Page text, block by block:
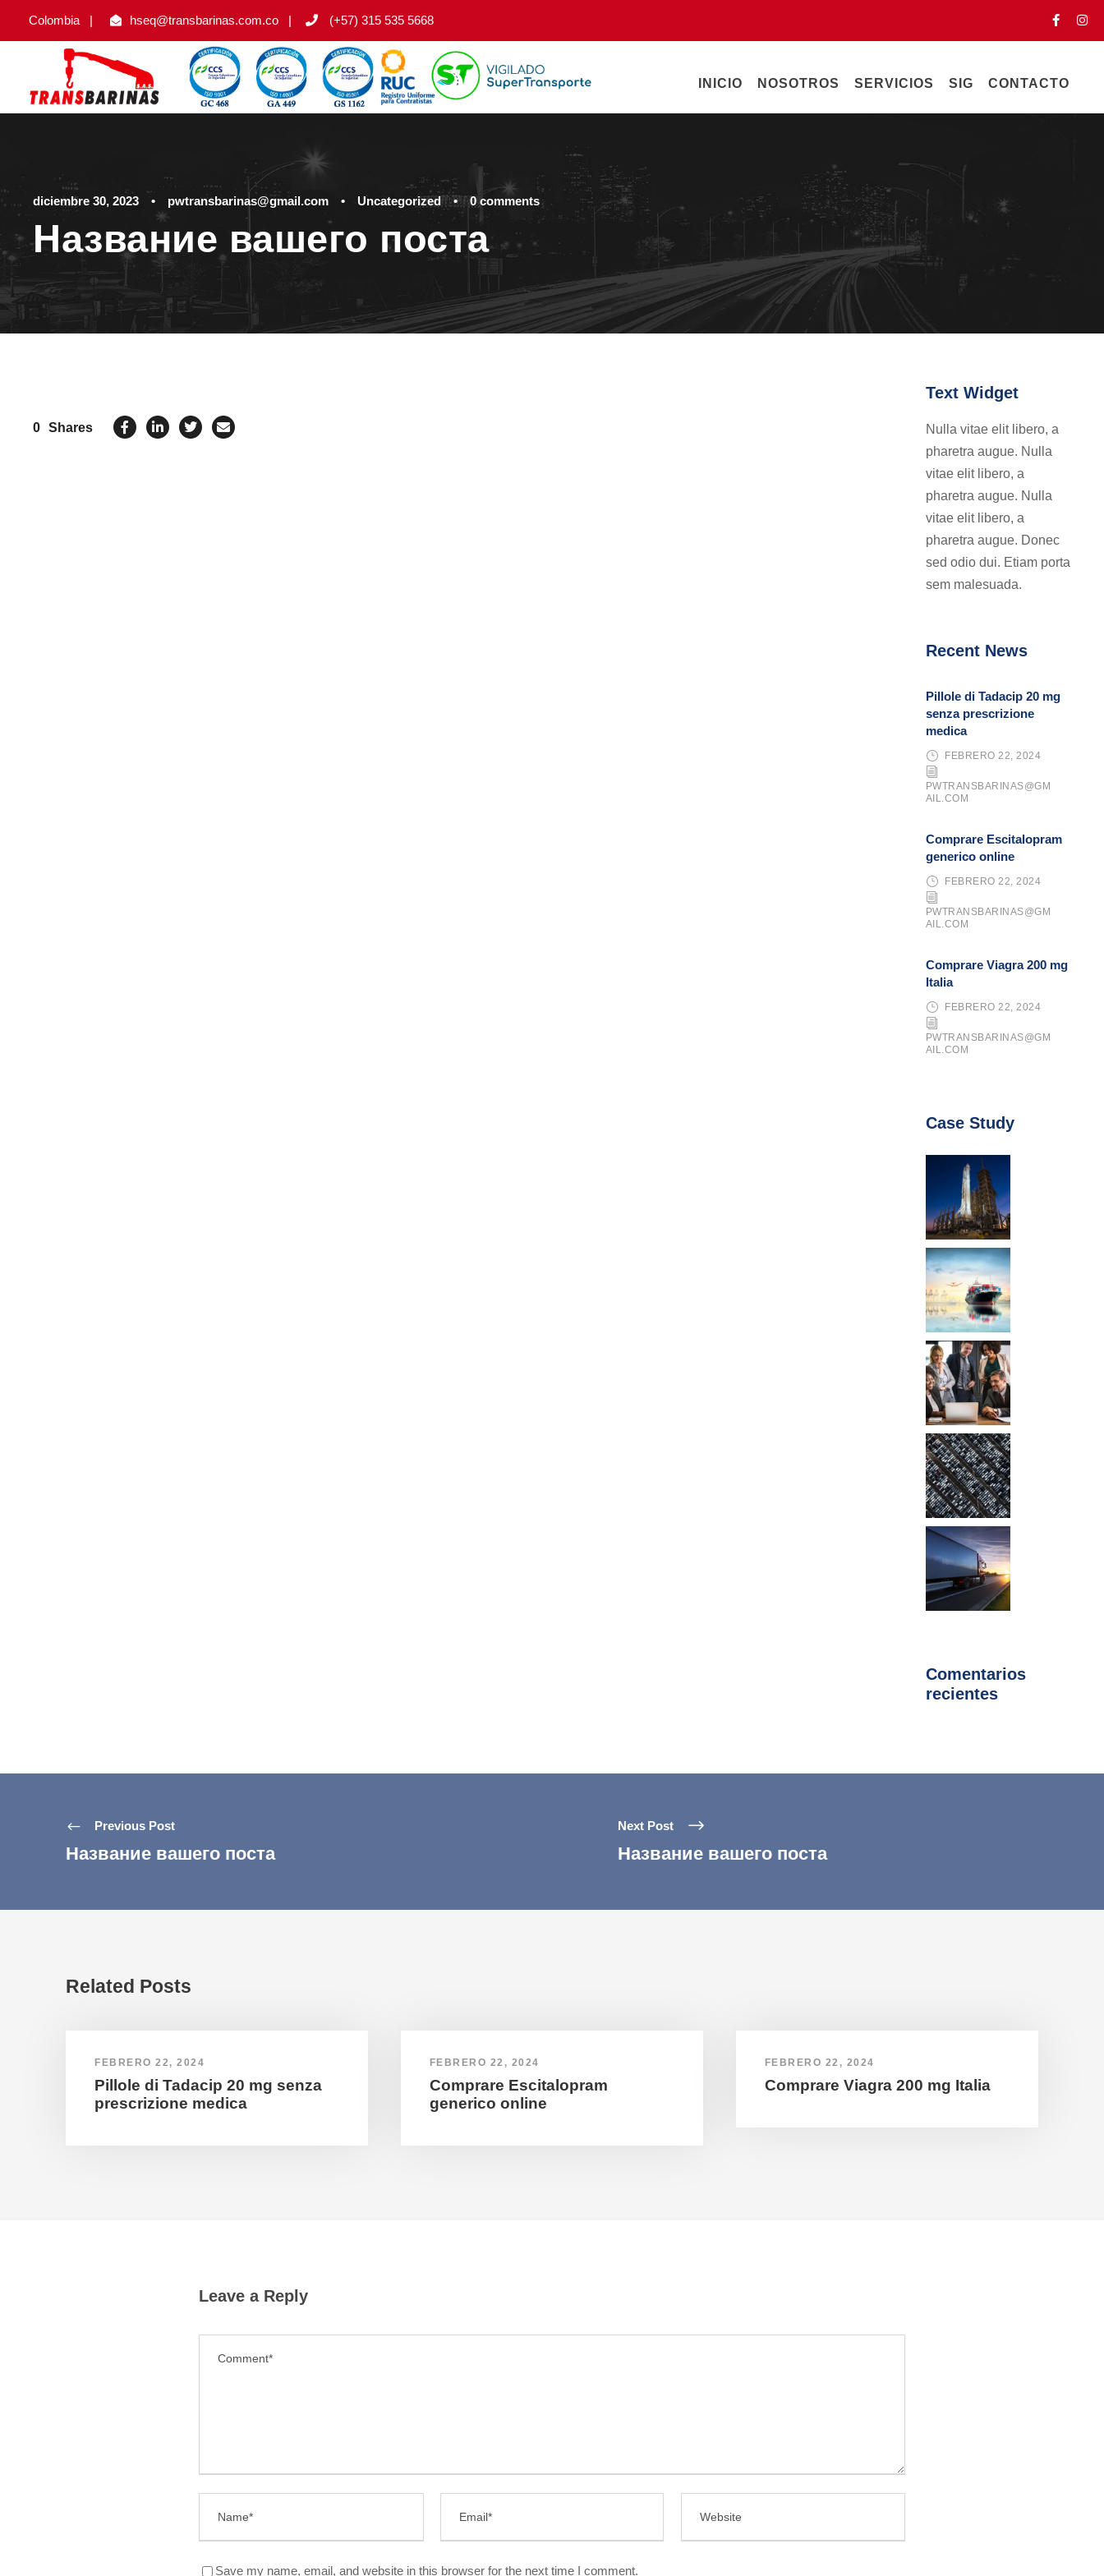
Colombia | hseq@transbarinas.com.co | (+57) 315 535 5668
INICIO NOSOTROS SERVICIOS SIG CONTACTO
diciembre 30, 2023 • pwtransbarinas@gmail.com • Uncategorized • 0 comments
Название вашего поста
0 Shares
Text Widget
Nulla vitae elit libero, a
pharetra augue. Nulla
vitae elit libero, a
pharetra augue. Nulla
vitae elit libero, a
pharetra augue. Donec
sed odio dui. Etiam porta
sem malesuada.
Recent News
Pillole di Tadacip 20 mg
senza prescrizione
medica
FEBRERO 22, 2024
PWTRANSBARINAS@GM
AIL.COM
Comprare Escitalopram
generico online
FEBRERO 22, 2024
PWTRANSBARINAS@GM
AIL.COM
Comprare Viagra 200 mg
Italia
FEBRERO 22, 2024
PWTRANSBARINAS@GM
AIL.COM
Case Study
Comentarios
recientes
Previous Post
Название вашего поста
Next Post
Название вашего поста
Related Posts
FEBRERO 22, 2024
Pillole di Tadacip 20 mg senza
prescrizione medica
FEBRERO 22, 2024
Comprare Escitalopram
generico online
FEBRERO 22, 2024
Comprare Viagra 200 mg Italia
Leave a Reply
Save my name, email, and website in this browser for the next time I comment.